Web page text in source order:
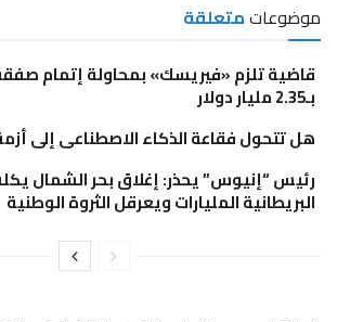
موضوعاتمتعلقة
قاضية تلزم «فيريسك» بمحاولة إتمام
بـ2.35 مليار دولار
هل تتحول فقاعة الذكاء الاصطناعى إلى أزمة
رئيس “إنيوس” يحذر: إغلاق بحر الشمال
البريطانية المليارات ويعرقل الثروة الوطنية